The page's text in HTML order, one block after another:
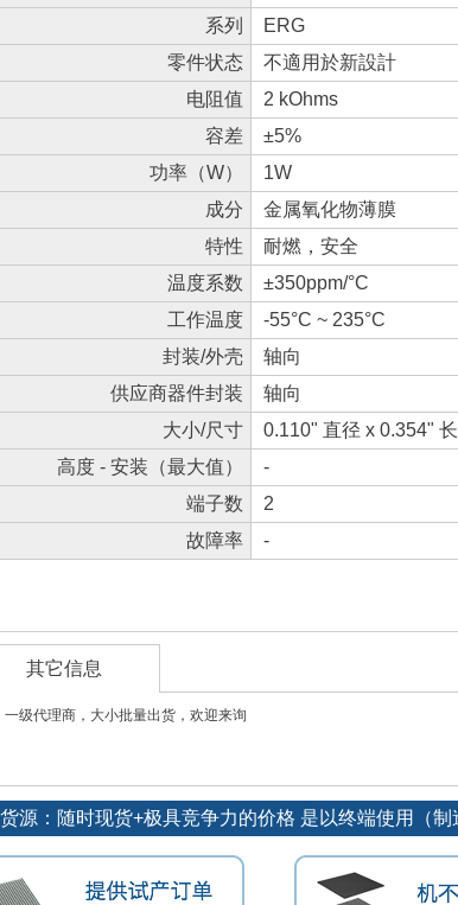
系列
ERG
零件状态
不適用於新設計
电阻值
2 kOhms
容差
±5%
功率（W）
1W
成分
金属氧化物薄膜
特性
耐燃，安全
温度系数
±350ppm/°C
工作温度
-55°C ~ 235°C
封装/外壳
轴向
供应商器件封装
轴向
大小/尺寸
0.110" 直径 x 0.354"
高度 - 安装（最大值）
-
端子数
2
故障率
-
其它信息
一级代理商，大小批量出货，欢迎来询
源：随时现货+极具竞争力的价格 是以终端使用（